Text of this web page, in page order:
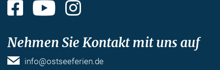
Facebook YouTube
Nehmen Sie Kontakt mit uns auf
info@ostseeferien.de